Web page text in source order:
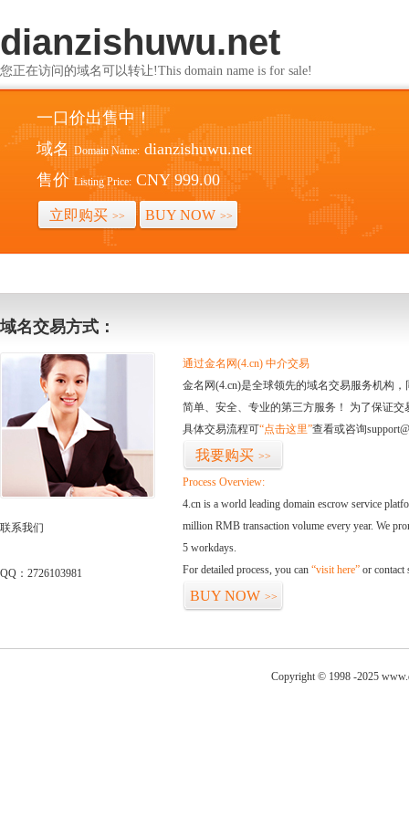
dianzishuwu.net
您正在访问的域名可以转让!This domain name is for sale!
一口价出售中！
域名 Domain Name: dianzishuwu.net
售价 Listing Price: CNY 999.00
立即购买 >> BUY NOW >>
域名交易方式：
联系我们
QQ：2726103981
通过金名网(4.cn) 中介交易
金名网(4.cn)是全球领先的域名交易服务机构
简单、安全、专业的第三方服务！ 为了保证
具体交易流程可“点击这里”查看或咨询
我要购买 >>
Process Overview:
4.cn is a world leading domain escrow service
million RMB transaction volume every year. We
5 workdays.
For detailed process, you can “visit here” or contact
BUY NOW >>
Copyright © 1998 -2025